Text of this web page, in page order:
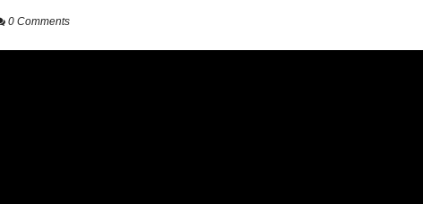
0 Comments